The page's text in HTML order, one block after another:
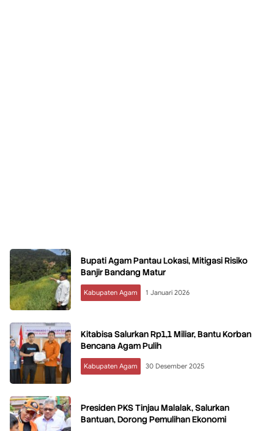
Bupati Agam Pantau Lokasi, Mitigasi Risiko
Banjir Bandang Matur
Kabupaten Agam 1 Januari 2026
Kitabisa Salurkan Rp1,1 Miliar, Bantu Korban
Bencana Agam Pulih
Kabupaten Agam 30 Desember 2025
Presiden PKS Tinjau Malalak, Salurkan
Bantuan, Dorong Pemulihan Ekonomi